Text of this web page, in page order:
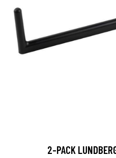
2-PACK